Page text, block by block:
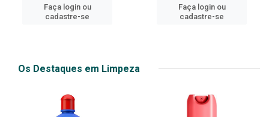
Faça login ou
cadastre-se
Faça login ou
cadastre-se
Os Destaques em Limpeza